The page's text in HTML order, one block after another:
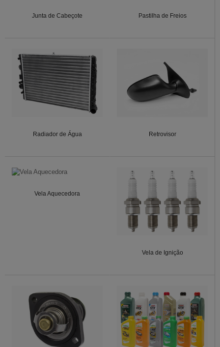
Junta de Cabeçote Pastilha de Freios
Radiador de Água Retrovisor
Vela Aquecedora
Vela de Ignição